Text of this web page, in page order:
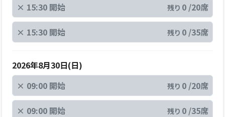
× 15:30 開始 残り0 /20席
× 15:30 開始 残り0 /35席
2026年8月30日(日)
× 09:00 開始 残り0 /20席
× 09:00 開始 残り0 /35席